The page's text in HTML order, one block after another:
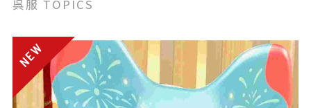
呉服 TOPICS